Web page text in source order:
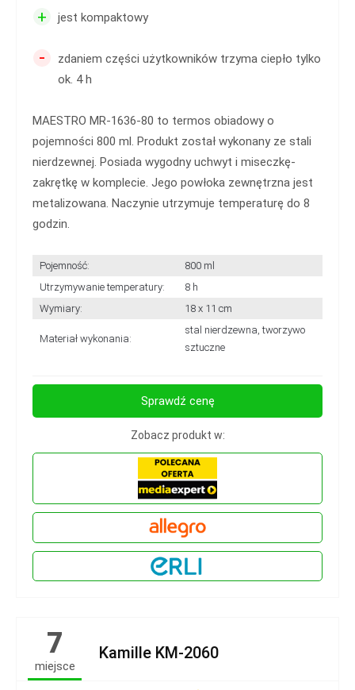
+ jest kompaktowy
-
zdaniem części użytkowników trzyma ciepło tylko
ok. 4 h
MAESTRO MR-1636-80 to termos obiadowy o
pojemności 800 ml. Produkt został wykonany ze stali
nierdzewnej. Posiada wygodny uchwyt i miseczkę-
zakrętkę w komplecie. Jego powłoka zewnętrzna jest
metalizowana. Naczynie utrzymuje temperaturę do 8
godzin.
Pojemność:
800 ml
Utrzymywanie temperatury:
8 h
Wymiary:
18 x 11 cm
Materiał wykonania:
stal nierdzewna, tworzywo
sztuczne
Sprawdź cenę
Zobacz produkt w:
7
miejsce
Kamille KM-2060